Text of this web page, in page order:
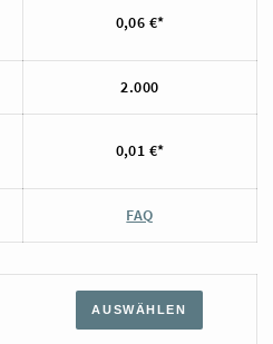
0,06 €*
2.000
0,01 €*
FAQ
AUSWÄHLEN